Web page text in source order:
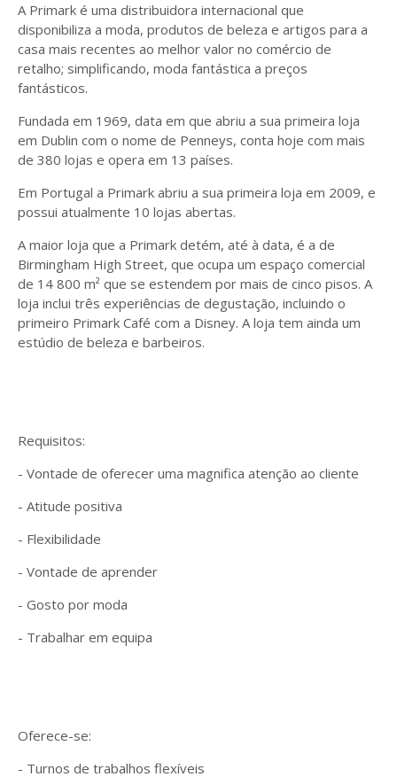
A Primark é uma distribuidora internacional que
disponibiliza a moda, produtos de beleza e artigos para a
casa mais recentes ao melhor valor no comércio de
retalho; simplificando, moda fantástica a preços
fantásticos.
Fundada em 1969, data em que abriu a sua primeira loja
em Dublin com o nome de Penneys, conta hoje com mais
de 380 lojas e opera em 13 países.
Em Portugal a Primark abriu a sua primeira loja em 2009, e
possui atualmente 10 lojas abertas.
A maior loja que a Primark detém, até à data, é a de
Birmingham High Street, que ocupa um espaço comercial
de 14 800 m² que se estendem por mais de cinco pisos. A
loja inclui três experiências de degustação, incluindo o
primeiro Primark Café com a Disney. A loja tem ainda um
estúdio de beleza e barbeiros.
Requisitos:
- Vontade de oferecer uma magnifica atenção ao cliente
- Atitude positiva
- Flexibilidade
- Vontade de aprender
- Gosto por moda
- Trabalhar em equipa
Oferece-se:
- Turnos de trabalhos flexíveis